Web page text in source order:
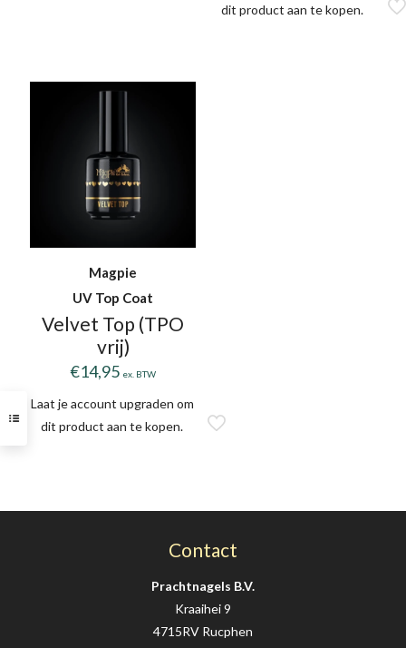
dit product aan te kopen.
Magpie
UV Top Coat
Velvet Top (TPO
vrij)
€14,95 ex. BTW
Laat je account upgraden om
dit product aan te kopen.
Contact
Prachtnagels B.V.
Kraaihei 9
4715RV Rucphen